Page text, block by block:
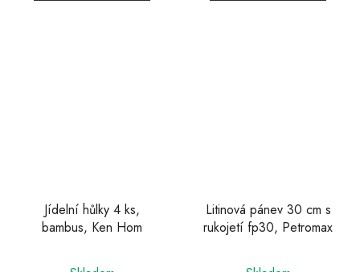
Jídelní hůlky 4 ks,
bambus, Ken Hom
Litinová pánev 30 cm s
rukojetí fp30, Petromax